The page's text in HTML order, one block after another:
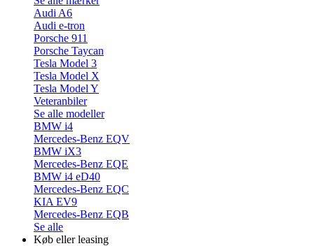
Audi A6
Audi e-tron
Porsche 911
Porsche Taycan
Tesla Model 3
Tesla Model X
Tesla Model Y
Veteranbiler
Se alle modeller
BMW i4
Mercedes-Benz EQV
BMW iX3
Mercedes-Benz EQE
BMW i4 eD40
Mercedes-Benz EQC
KIA EV9
Mercedes-Benz EQB
Se alle
Køb eller leasing